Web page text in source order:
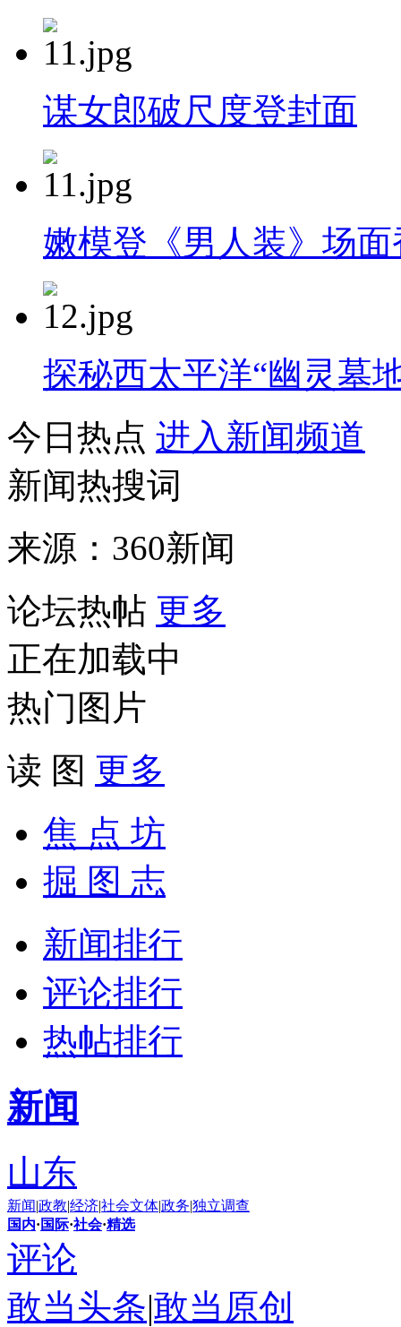
谋女郎破尺度登封面
嫩模登《男人装》场面
探秘西太平洋“幽灵墓
今日热点 进入新闻频道
新闻热搜词
来源：360新闻
论坛热帖 更多
正在加载中
热门图片
读 图 更多
焦 点 坊
掘 图 志
新闻排行
评论排行
热帖排行
新闻
山东
新闻|政教|经济|社会文体|政务|独立调查
国内· 国际·社会·精选
评论
敢当头条|敢当原创